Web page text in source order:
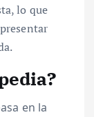
lo que
en la